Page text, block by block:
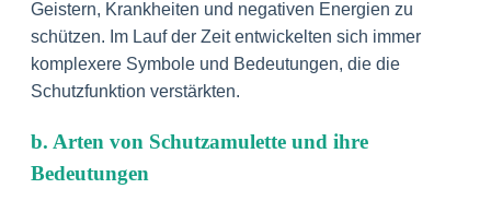
Geistern, Krankheiten und negativen Energien zu
schützen. Im Lauf der Zeit entwickelten sich immer
komplexere Symbole und Bedeutungen, die die
Schutzfunktion verstärkten.
b. Arten von Schutzamulette und ihre
Bedeutungen